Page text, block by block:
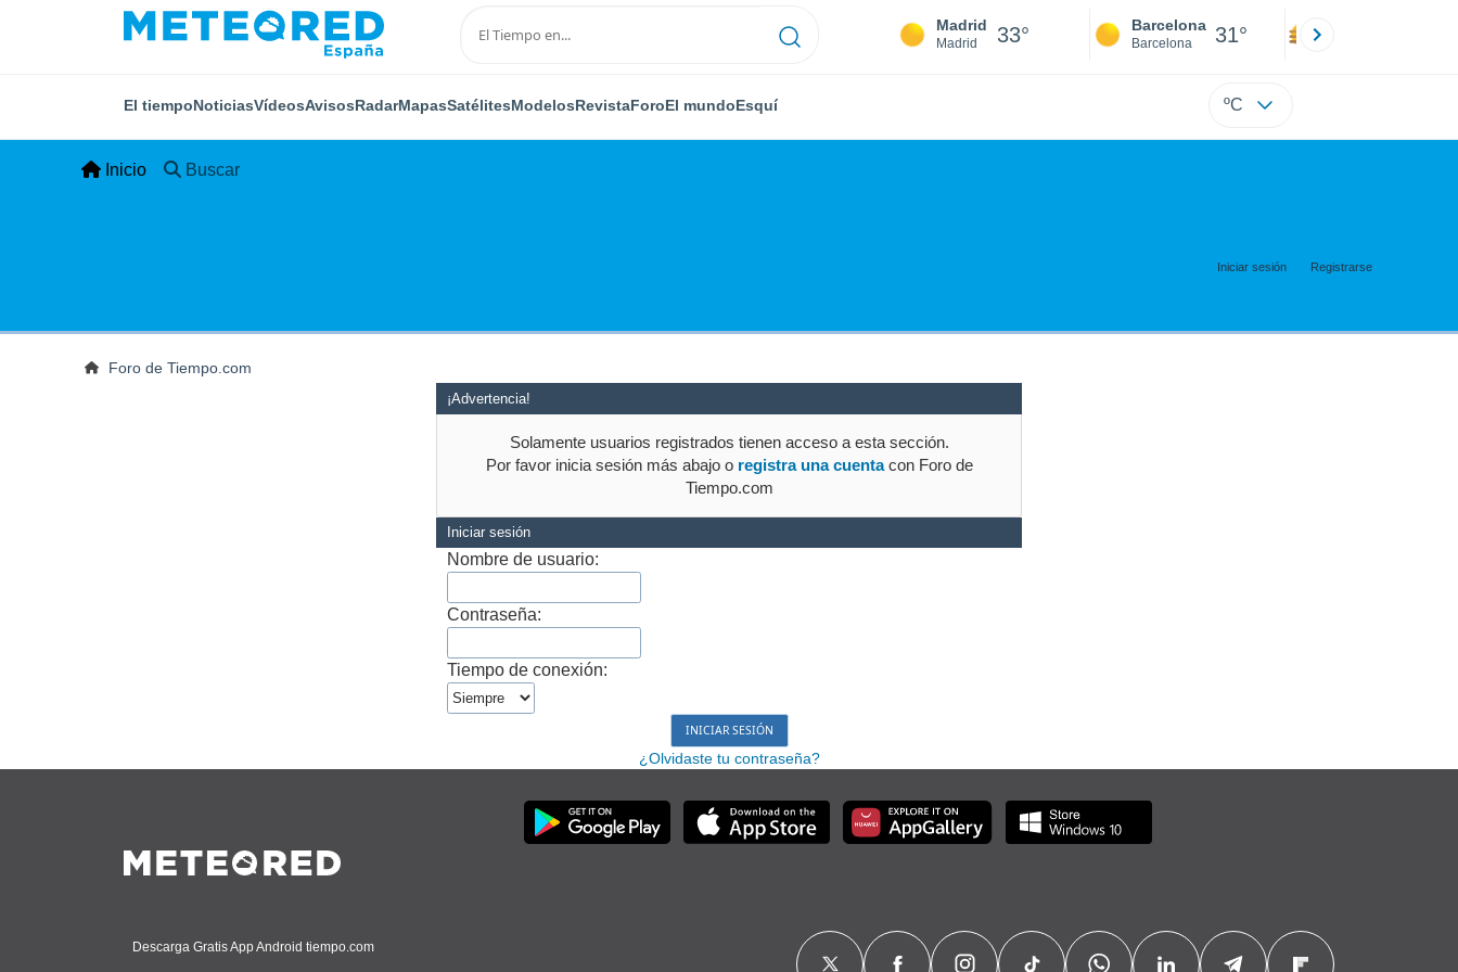
Madrid
Madrid 33° Barcelona
Barcelona 31°
El tiempoNoticiasVídeosAvisosRadarMapasSatélitesModelosRevistaForoEl mundoEsquí ºC
Inicio Buscar
Iniciar sesión Registrarse
Foro de Tiempo.com
¡Advertencia!
Solamente usuarios registrados tienen acceso a esta sección.
Por favor inicia sesión más abajo o registra una cuentacon Foro de
Tiempo.com
Iniciar sesión
Nombre de usuario:
Contraseña:
Tiempo de conexión:
¿Olvidaste tu contraseña?
Descarga Gratis App Android tiempo.com